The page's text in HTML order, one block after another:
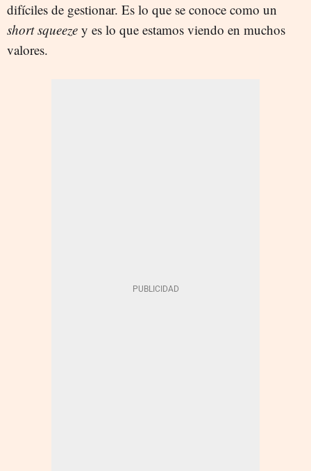
difíciles de gestionar. Es lo que se conoce como un
short squeeze y es lo que estamos viendo en muchos
valores.